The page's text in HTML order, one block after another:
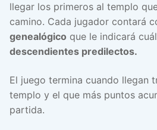
llegar los primeros al templo
camino. Cada jugador contará
genealógico que le indicará
descendientes predilectos.
El juego termina cuando llegan
templo y el que más puntos
partida.